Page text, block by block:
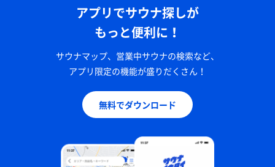
アプリでサウナ探しが
もっと便利に！
サウナマップ、営業中サウナの検索など、
アプリ限定の機能が盛りだくさん！
無料でダウンロード